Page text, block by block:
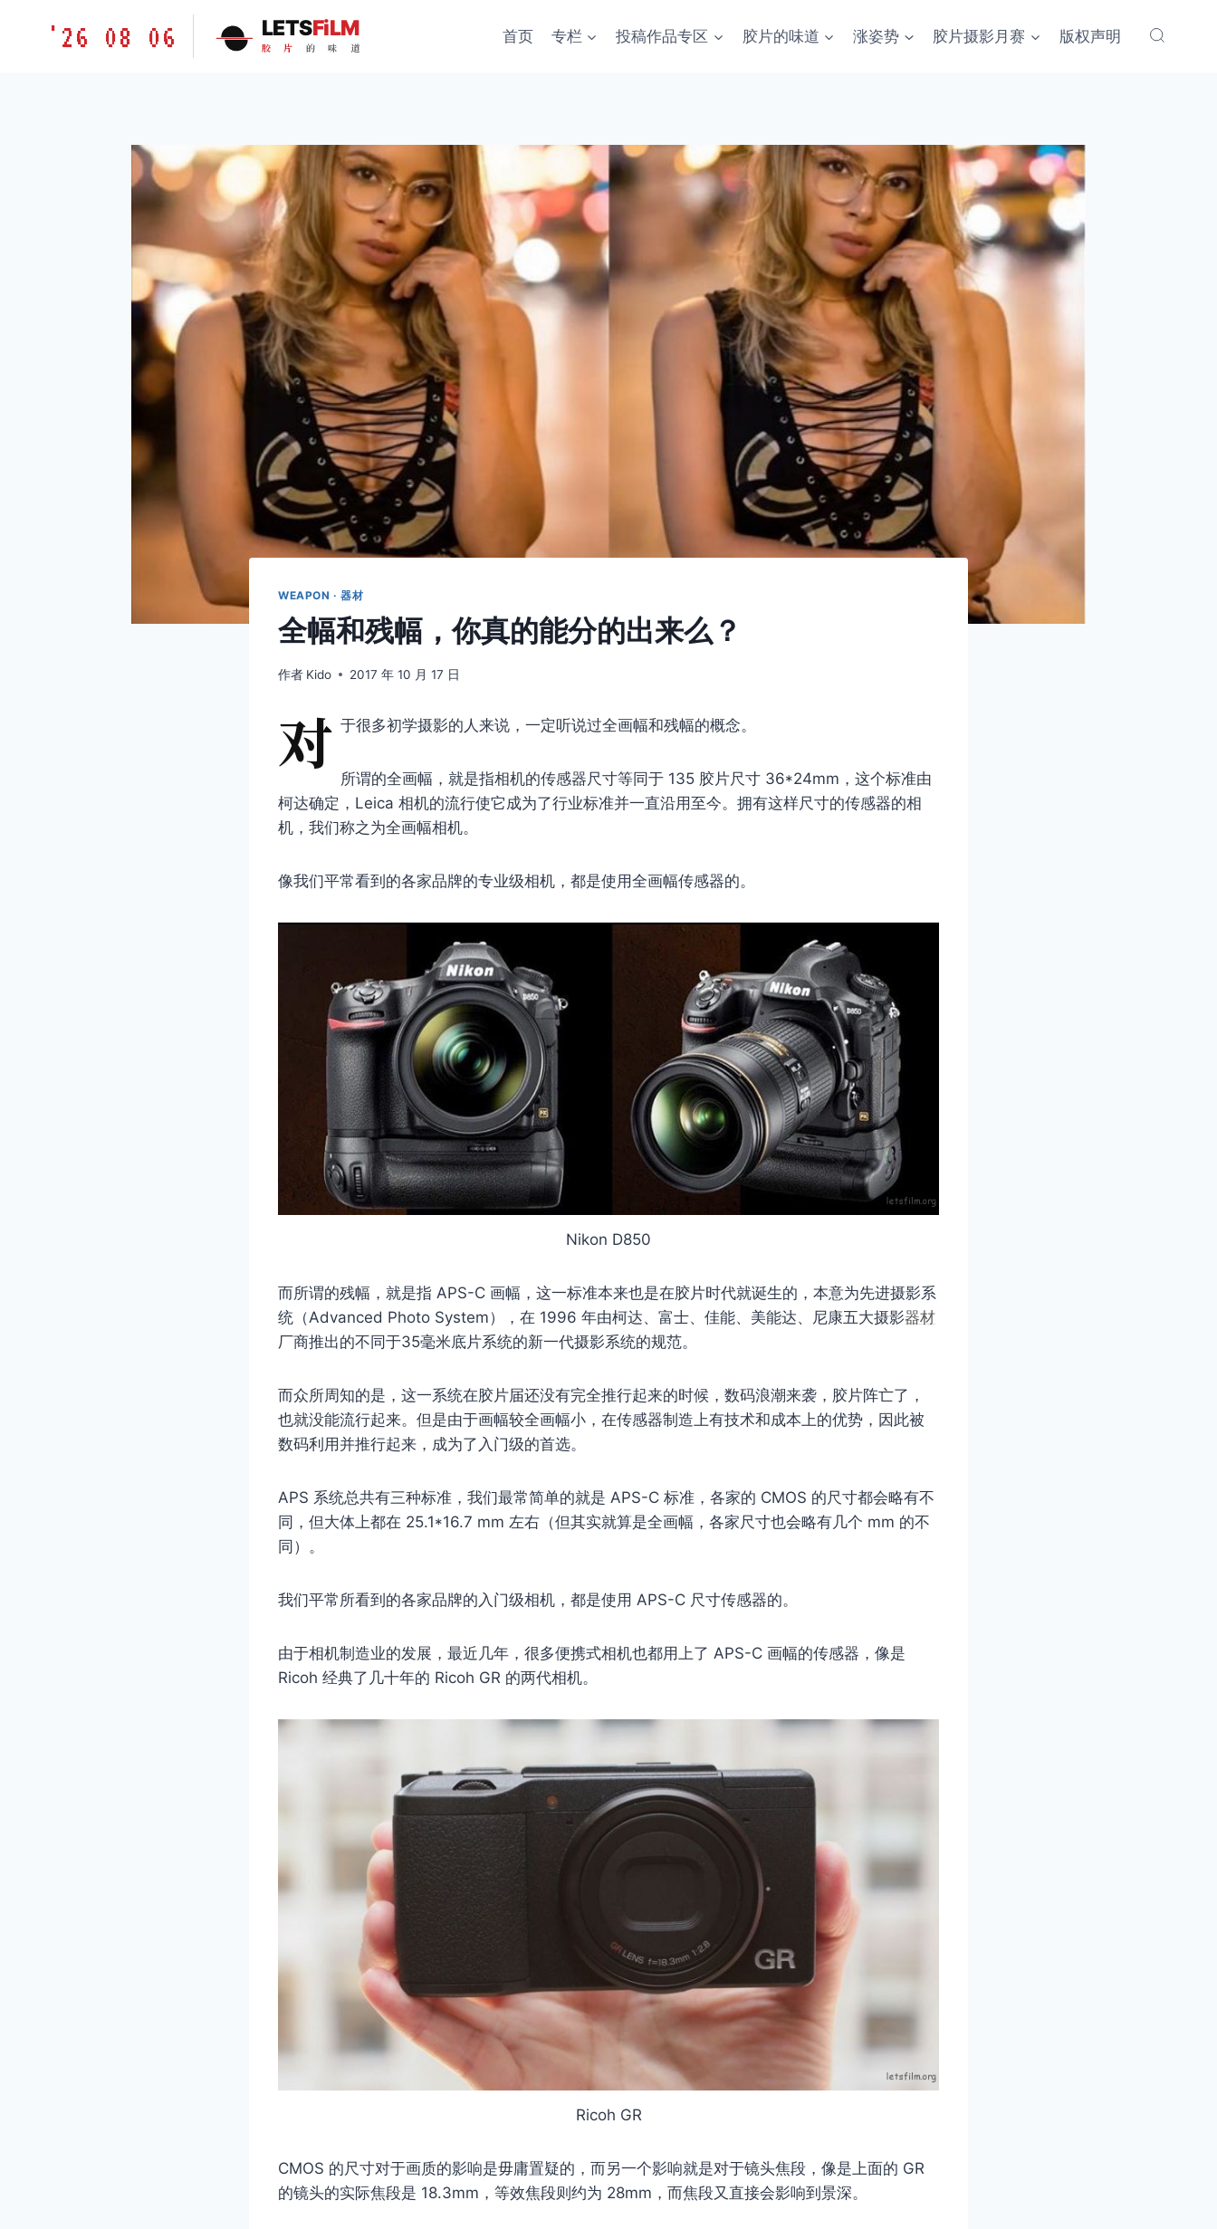
胶'26 08 06 LETSFiLM
胶 片 的 味 道
首页 专栏 投稿作品专区 胶片的味道 涨姿势 胶片摄影月赛 版权声明
WEAPON · 器材
全幅和残幅，你真的能分的出来么？
作者 Kido 2017 年 10 月 17 日
对 于很多初学摄影的人来说，一定听说过全画幅和残幅的概念。
所谓的全画幅，就是指相机的传感器尺寸等同于 135 胶片尺寸 36*24mm，这个标准由
柯达确定，Leica 相机的流行使它成为了行业标准并一直沿用至今。拥有这样尺寸的传感器的相
机，我们称之为全画幅相机。
像我们平常看到的各家品牌的专业级相机，都是使用全画幅传感器的。
Nikon D850
而所谓的残幅，就是指 APS-C 画幅，这一标准本来也是在胶片时代就诞生的，本意为先进摄影系
统（Advanced Photo System），在 1996 年由柯达、富士、佳能、美能达、尼康五大摄影器材
厂商推出的不同于35毫米底片系统的新一代摄影系统的规范。
而众所周知的是，这一系统在胶片届还没有完全推行起来的时候，数码浪潮来袭，胶片阵亡了，
也就没能流行起来。但是由于画幅较全画幅小，在传感器制造上有技术和成本上的优势，因此被
数码利用并推行起来，成为了入门级的首选。
APS 系统总共有三种标准，我们最常简单的就是 APS-C 标准，各家的 CMOS 的尺寸都会略有不
同，但大体上都在 25.1*16.7 mm 左右（但其实就算是全画幅，各家尺寸也会略有几个 mm 的不
同）。
我们平常所看到的各家品牌的入门级相机，都是使用 APS-C 尺寸传感器的。
由于相机制造业的发展，最近几年，很多便携式相机也都用上了 APS-C 画幅的传感器，像是
Ricoh 经典了几十年的 Ricoh GR 的两代相机。
Ricoh GR
CMOS 的尺寸对于画质的影响是毋庸置疑的，而另一个影响就是对于镜头焦段，像是上面的 GR
的镜头的实际焦段是 18.3mm，等效焦段则约为 28mm，而焦段又直接会影响到景深。